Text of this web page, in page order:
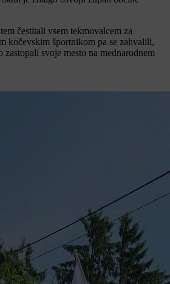
čestitali vsem tekmovalcem za
kočevskim športnikom pa se zahvalili,
zastopali svoje mesto na mednarodnem